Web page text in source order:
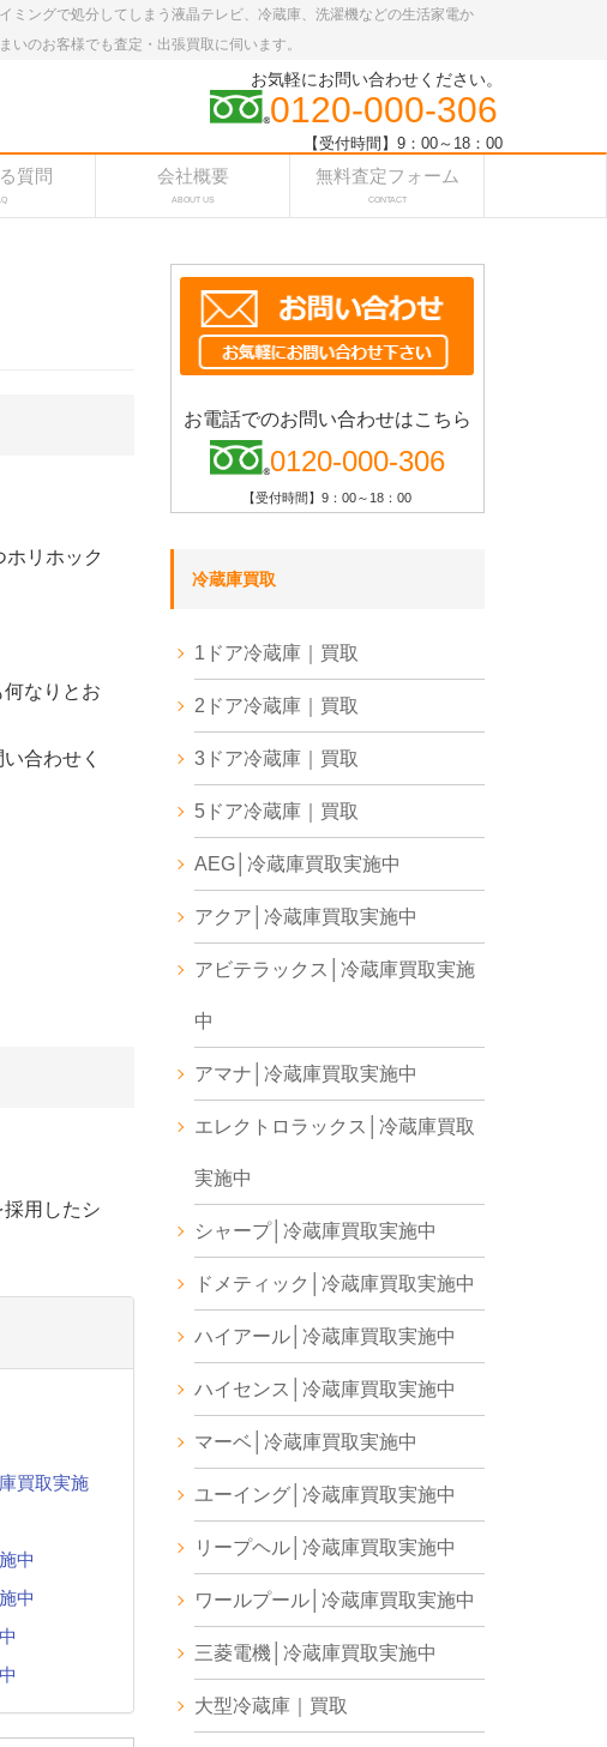
ングで処分してしまう液晶テレビ、冷蔵庫、洗濯機などの生活家電か
のお客様でも査定・出張買取に伺います。
お気軽にお問い合わせください。
0120-000-306
【受付時間】9：00～18：00
質問 会社概要
ABOUT US
無料査定フォーム
CONTACT
リホック
なりとお
合わせく
用したシ
買取実施
中
中
お電話でのお問い合わせはこちら
0120-000-306
【受付時間】9：00～18：00
冷蔵庫買取
1ドア冷蔵庫｜買取
2ドア冷蔵庫｜買取
3ドア冷蔵庫｜買取
5ドア冷蔵庫｜買取
AEG│冷蔵庫買取実施中
アクア│冷蔵庫買取実施中
アビテラックス│冷蔵庫買取実施
中
アマナ│冷蔵庫買取実施中
エレクトロラックス│冷蔵庫買取
実施中
シャープ│冷蔵庫買取実施中
ドメティック│冷蔵庫買取実施中
ハイアール│冷蔵庫買取実施中
ハイセンス│冷蔵庫買取実施中
マーベ│冷蔵庫買取実施中
ユーイング│冷蔵庫買取実施中
リープヘル│冷蔵庫買取実施中
ワールプール│冷蔵庫買取実施中
三菱電機│冷蔵庫買取実施中
大型冷蔵庫｜買取